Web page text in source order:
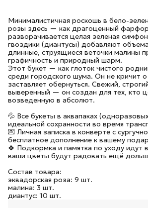
Минималистичная роскошь в бело-
розы здесь — как драгоценный
разворачивается целая зеленая
гвоздики (диантусы) добавляют
длинные, струящиеся веточки малины
графичность и природный шарм.
Этот букет — как глоток чистого
среди городского шума. Он не кричит о
заставляет обернуться. Свежий,
выверенный — он создан для тех, кто
возведенную в абсолют.
💦 Все букеты в аквапаках
идеальной сохранности во время
💌 Личная записка в конверте с
бесплатное дополнение к вашему
🍀 Подкормка и памятка по уходу идут
ваши цветы будут радовать ещё
Состав товара:
эквадорская роза: 9 шт.
малина: 3 шт.
диантус: 10 шт.